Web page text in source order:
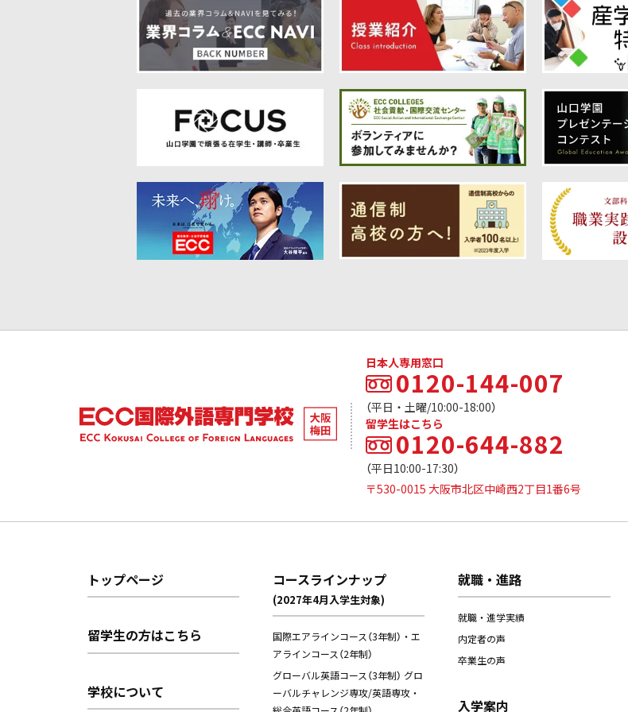
日本人専用窓口
0120-144-007
（平日・土曜/10:00-18:00）
留学生はこちら
0120-644-882
（平日10:00-17:30）
〒530-0015 大阪市北区中崎西2丁目1番6号
トップページ
留学生の方はこちら
学校について
コースラインナップ
(2027年4月入学生対象)
国際エアラインコース（3年制）・エ
アラインコース（2年制）
グローバル英語コース（3年制） グロ
ーバルチャレンジ専攻/英語専攻・
就職・進路
就職・進学実績
内定者の声
卒業生の声
入学案内